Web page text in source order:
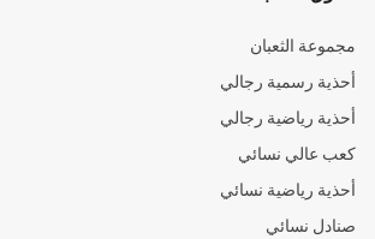
مجموعة الثعبان
أحذية رسمية رجالي
أحذية رياضية رجالي
كعب عالي نسائي
أحذية رياضية نسائي
صنادل نسائي